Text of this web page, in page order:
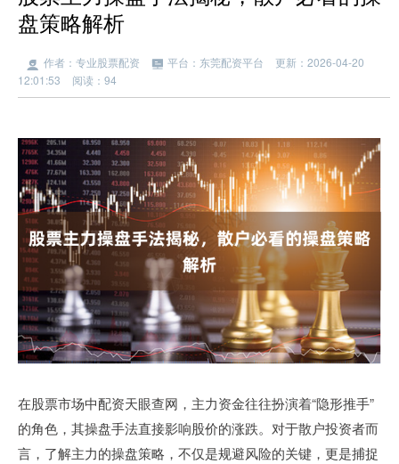
盘策略解析
作者：专业股票配资 平台：东莞配资平台
更新：2026-04-20
12:01:53
阅读：94
在股票市场中配资天眼查网，主力资金往往扮演着“隐形推手”
的角色，其操盘手法直接影响股价的涨跌。对于散户投资者而
言，了解主力的操盘策略，不仅是规避风险的关键，更是捕捉